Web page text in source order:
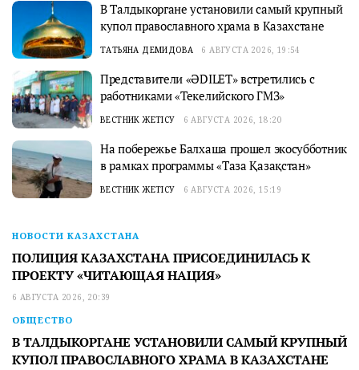
В Талдыкоргане установили самый крупный
купол православного храма в Казахстане
ТАТЬЯНА ДЕМИДОВА 6 АВГУСТА 2026, 19:54
Представители «ӘDILET» встретились с
работниками «Текелийского ГМЗ»
ВЕСТНИК ЖЕТІСУ 6 АВГУСТА 2026, 18:20
На побережье Балхаша прошел экосубботник
в рамках программы «Таза Қазақстан»
ВЕСТНИК ЖЕТІСУ 6 АВГУСТА 2026, 15:19
НОВОСТИ КАЗАХСТАНА
ПОЛИЦИЯ КАЗАХСТАНА ПРИСОЕДИНИЛАСЬ К
ПРОЕКТУ «ЧИТАЮЩАЯ НАЦИЯ»
6 АВГУСТА 2026, 20:39
ОБЩЕСТВО
В ТАЛДЫКОРГАНЕ УСТАНОВИЛИ САМЫЙ КРУПНЫЙ
КУПОЛ ПРАВОСЛАВНОГО ХРАМА В КАЗАХСТАНЕ